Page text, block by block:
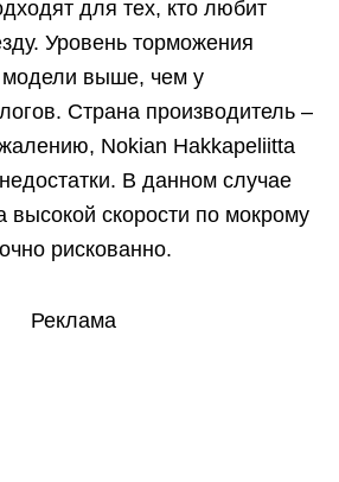
для тех, кто любит
Уровень торможения
модели выше, чем у
Страна производитель –
Nokian Hakkapeliitta
В данном случае
высокой скорости по мокрому
рискованно.
Реклама